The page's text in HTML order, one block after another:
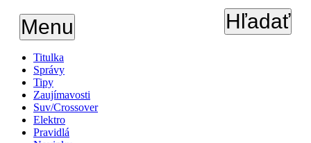
Menu Hľadať
Titulka
Správy
Tipy
Zaujímavosti
Suv/Crossover
Elektro
Pravidlá